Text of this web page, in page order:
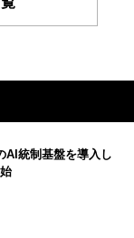
AI統制基盤を導入し